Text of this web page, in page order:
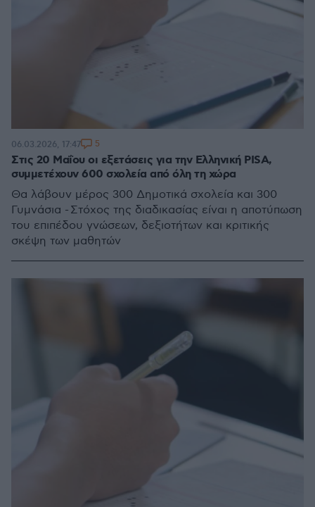
Στις 20 Μαΐου οι εξετάσεις για την Ελληνική PISA,
συμμετέχουν 600 σχολεία από όλη τη χώρα
Θα λάβουν μέρος 300 Δημοτικά σχολεία και 300
Γυμνάσια - Στόχος της διαδικασίας είναι η αποτύπωση
του επιπέδου γνώσεων, δεξιοτήτων και κριτικής
σκέψη των μαθητών
06.03.2026, 17:47 5